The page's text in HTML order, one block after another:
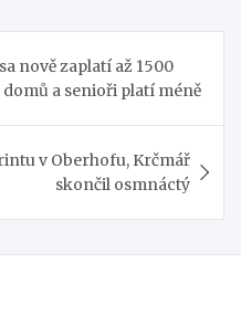
nově zaplatí až 1500
a senioři platí méně
v Oberhofu, Krčmář
skončil osmnáctý